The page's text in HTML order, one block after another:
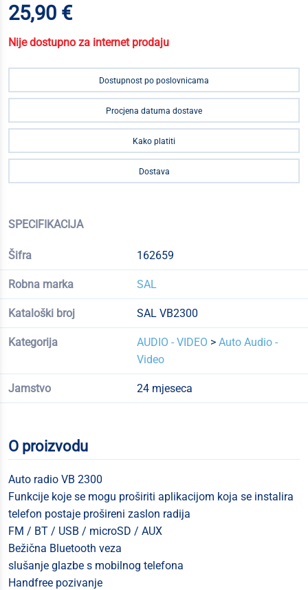
25,90 €
Nije dostupno za internet prodaju
Dostupnost po poslovnicama
Procjena datuma dostave
Kako platiti
Dostava
SPECIFIKACIJA
Šifra 162659
Robna marka SAL
Kataloški broj SAL VB2300
Kategorija AUDIO - VIDEO > Auto Audio -
Video
Jamstvo 24 mjeseca
O proizvodu
Auto radio VB 2300
Funkcije koje se mogu proširiti aplikacijom koja se instalira
telefon postaje prošireni zaslon radija
FM / BT / USB / microSD / AUX
Bežična Bluetooth veza
slušanje glazbe s mobilnog telefona
Handfree pozivanje